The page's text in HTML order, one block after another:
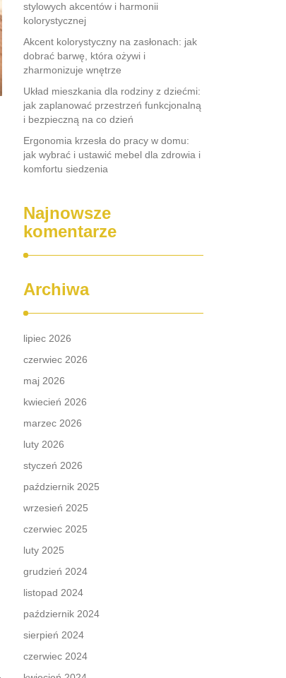
stylowych akcentów i harmonii
kolorystycznej
Akcent kolorystyczny na zasłonach: jak
dobrać barwę, która ożywi i
zharmonizuje wnętrze
Układ mieszkania dla rodziny z dziećmi:
jak zaplanować przestrzeń funkcjonalną
i bezpieczną na co dzień
Ergonomia krzesła do pracy w domu:
jak wybrać i ustawić mebel dla zdrowia i
komfortu siedzenia
Najnowsze
komentarze
Archiwa
lipiec 2026
czerwiec 2026
maj 2026
kwiecień 2026
marzec 2026
luty 2026
styczeń 2026
październik 2025
wrzesień 2025
czerwiec 2025
luty 2025
grudzień 2024
listopad 2024
październik 2024
sierpień 2024
czerwiec 2024